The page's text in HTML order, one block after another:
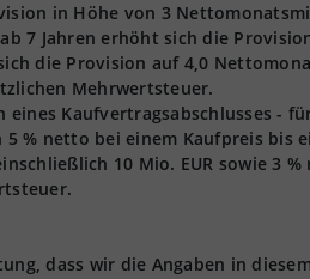
in Höhe von 3
7 Jahren erhöht sich die
die Provision auf 4,0
Mehrwertsteuer.
eines Kaufvertragsabschlusses -
% netto bei einem Kaufpreis bis
10 Mio. EUR sowie 3
dass wir die Angaben in